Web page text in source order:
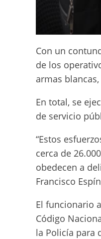
Con un
de los
armas
En total, se
de servicio
“Estos
cerca de
obedecen a
Francisco
El funcionario
Código
la Policía para